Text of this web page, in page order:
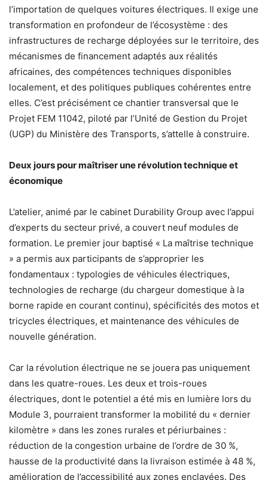
l’importation de quelques voitures électriques. Il exige une
transformation en profondeur de l’écosystème : des
infrastructures de recharge déployées sur le territoire, des
mécanismes de financement adaptés aux réalités
africaines, des compétences techniques disponibles
localement, et des politiques publiques cohérentes entre
elles. C’est précisément ce chantier transversal que le
Projet FEM 11042, piloté par l’Unité de Gestion du Projet
(UGP) du Ministère des Transports, s’attelle à construire.
Deux jours pour maîtriser une révolution technique et
économique
L’atelier, animé par le cabinet Durability Group avec l’appui
d’experts du secteur privé, a couvert neuf modules de
formation. Le premier jour baptisé « La maîtrise technique
» a permis aux participants de s’approprier les
fondamentaux : typologies de véhicules électriques,
technologies de recharge (du chargeur domestique à la
borne rapide en courant continu), spécificités des motos et
tricycles électriques, et maintenance des véhicules de
nouvelle génération.
Car la révolution électrique ne se jouera pas uniquement
dans les quatre-roues. Les deux et trois-roues
électriques, dont le potentiel a été mis en lumière lors du
Module 3, pourraient transformer la mobilité du « dernier
kilomètre » dans les zones rurales et périurbaines :
réduction de la congestion urbaine de l’ordre de 30 %,
hausse de la productivité dans la livraison estimée à 48 %,
amélioration de l’accessibilité aux zones enclavées. Des